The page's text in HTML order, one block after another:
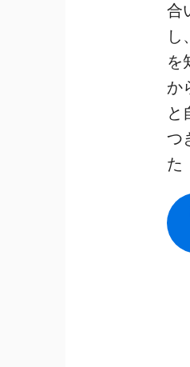
合
し
を
か
と
つ
た